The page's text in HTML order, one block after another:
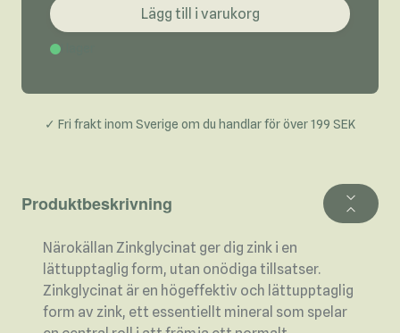
Lägg till i varukorg
✓ Fri frakt inom Sverige om du handlar för över 199 SEK
Produktbeskrivning
Närokällan Zinkglycinat ger dig zink i en
lättupptaglig form, utan onödiga tillsatser.
Zinkglycinat är en högeffektiv och lättupptaglig
form av zink, ett essentiellt mineral som spelar